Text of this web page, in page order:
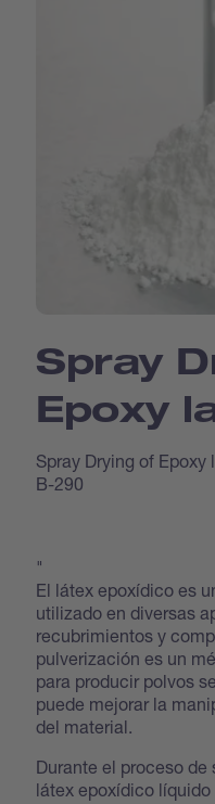
Spray
Epoxy
Spray Drying of
B-290
"
El látex epoxídico es
utilizado en diversas
recubrimientos y
pulverización es un
para producir polvos
puede mejorar la
del material.
Durante el proceso
látex epoxídico